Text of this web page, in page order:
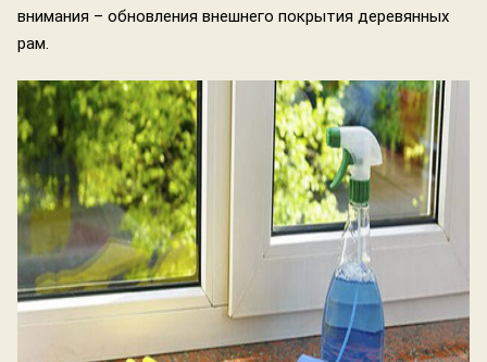
внимания – обновления внешнего покрытия деревянных
рам.